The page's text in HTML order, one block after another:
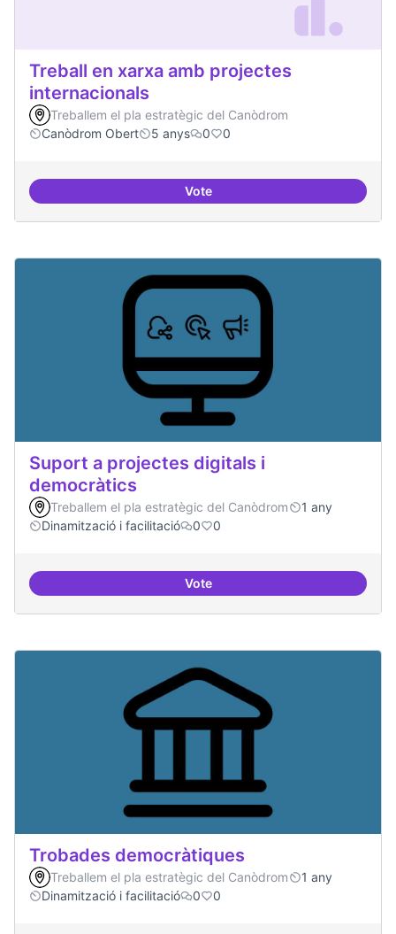
Treball en xarxa amb projectes
internacionals
Treballem el pla estratègic del Canòdrom
Canòdrom Obert
5 anys 0 0
VoteTreball en xarxa amb projectes
Suport a projectes digitals i
democràtics
Treballem el pla estratègic del Canòdrom
1 any
Dinamització i facilitació
0 0
VoteSuport a projectes digitals i
Trobades democràtiques
Treballem el pla estratègic del Canòdrom
1 any
Dinamització i facilitació
0 0